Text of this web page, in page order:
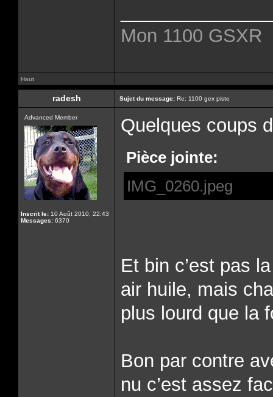
Mon 1100 GSXR
Haut
radesh Sujet du message: Re: 1100 gex piste
Advanced Member
Inscrit le: 10 Août 2010, 22:43
Messages: 6370
Quelques coups
Pièce jointe:
IMG_0260.jpeg
Et bin c’est pas
air huile, mais
plus lourd que la
Bon par contre
nu c’est assez